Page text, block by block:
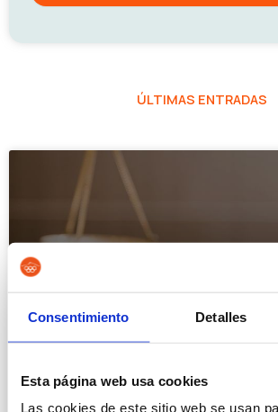
Consentimiento Detalles
Esta página web usa cookies
Las cookies de este sitio web se usan
ÚLTIMAS ENTRADAS
Auxilio Judicial, Tramitación o
cuál elegir